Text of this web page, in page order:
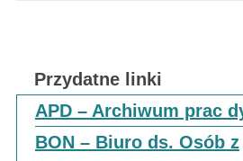
Przydatne linki
APD – Archiwum prac
BON – Biuro ds. Osób z